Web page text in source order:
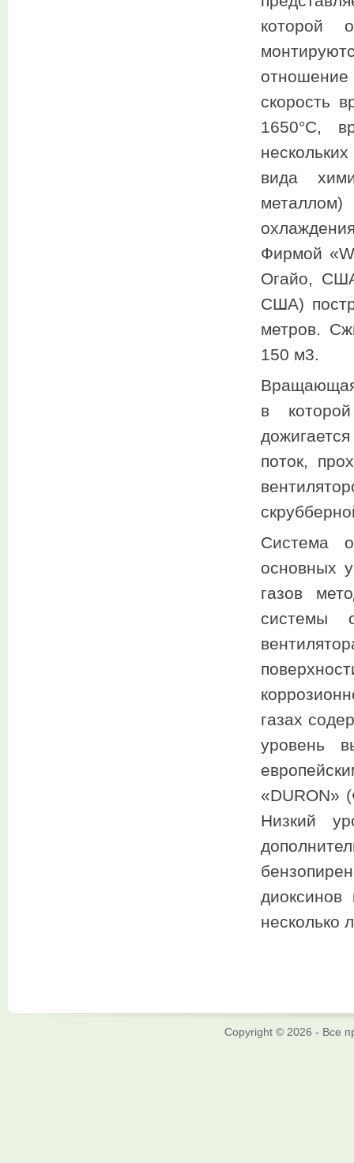
которой
скорость
1650°С,
вида
Фирмой
Огайо,
США)
метров.
150 м3.
в
поток,
Система
основных
газов
системы
газах
уровень
«DURON»
Низкий
несколько
Copyright © 2026 - Все